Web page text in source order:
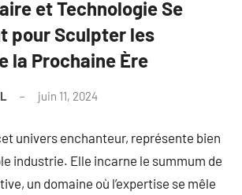
et Technologie Se
pour Sculpter les
la Prochaine Ère
juin 11, 2024
univers enchanteur, représente bien
industrie. Elle incarne le summum de
un domaine où l’expertise se mêle